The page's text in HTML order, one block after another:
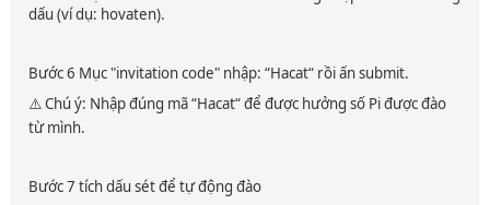
dấu (ví dụ: hovaten).
Bước 6 Mục "invitation code" nhập: “Hacat“ rồi ấn submit.
⚠️ Chú ý: Nhập đúng mã “Hacat“ để được hưởng số Pi được đào
từ mình.
Bước 7 tích dấu sét để tự động đào